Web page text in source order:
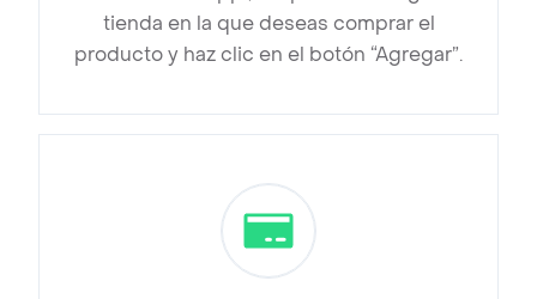
tienda en la que deseas comprar el
producto y haz clic en el botón “Agregar”.